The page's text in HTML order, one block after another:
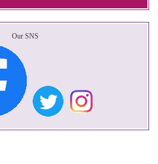
Our SNS